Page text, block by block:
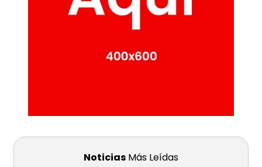
Noticias Más Leídas